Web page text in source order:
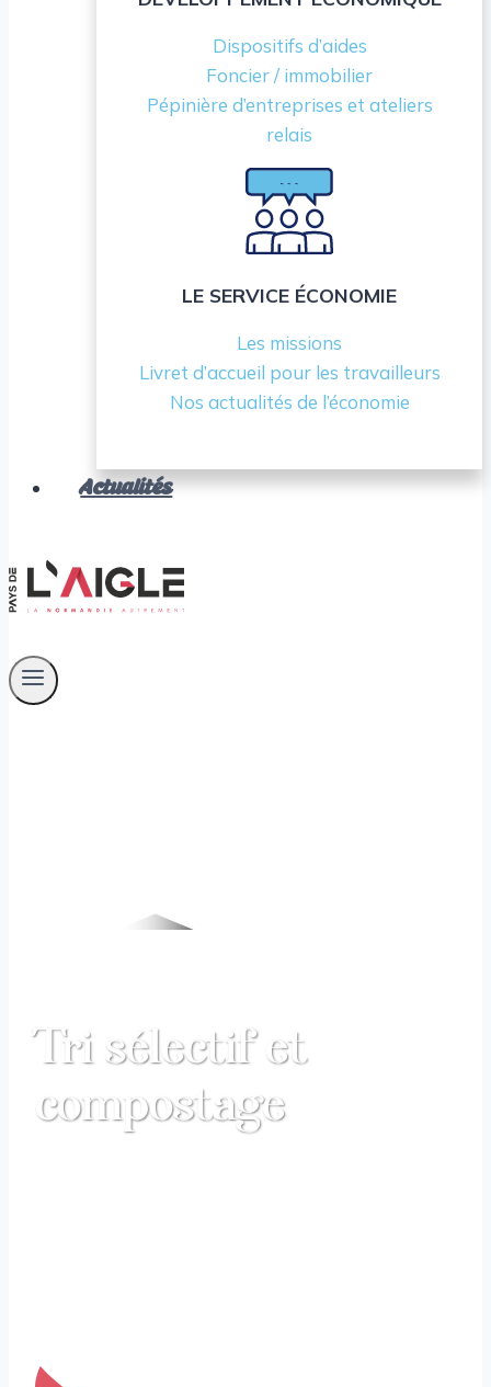
Dispositifs d’aides
Foncier / immobilier
Pépinière d’entreprises et ateliers
relais
LE SERVICE ÉCONOMIE
Les missions
Livret d’accueil pour les travailleurs
Nos actualités de l’économie
Actualités
Tri sélectif et
compostage